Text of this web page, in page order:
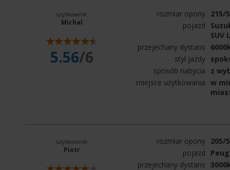
użytkownik:
Michal
5.56/6
rozmiar opony 215/
pojazd
SUV
przejechany dystans
styl jazdy
sposób nabycia
z
miejsce użytkowania w
użytkownik:
Piotr
rozmiar opony 205/
pojazd
przejechany dystans